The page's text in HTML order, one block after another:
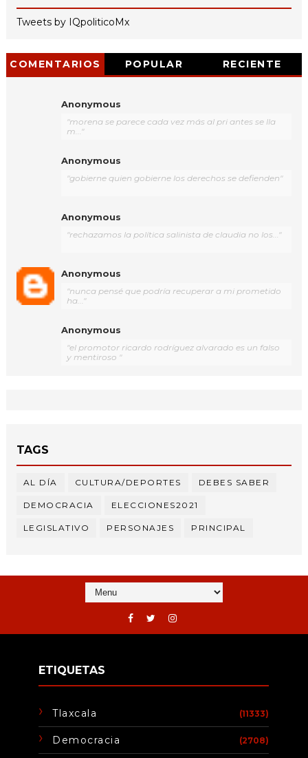
Tweets by IQpoliticoMx
COMENTARIOS POPULAR RECIENTE
Anonymous
"morena se parece cada vez más al pri antes se lla
m..."
Anonymous
"gobierne quien gobierne los derechos se defienden"
Anonymous
"rechazamos la política salinista de claudia no los..."
Anonymous
"nunca pensé que podría recuperar a mi prometido
ha..."
Anonymous
"el promotor ricardo rodríguez alvarado es un falso
y mentiroso "
TAGS
AL DÍA CULTURA/DEPORTES DEBES SABER
DEMOCRACIA ELECCIONES2021
LEGISLATIVO PERSONAJES PRINCIPAL
ETIQUETAS
Tlaxcala (11333)
Democracia (2708)